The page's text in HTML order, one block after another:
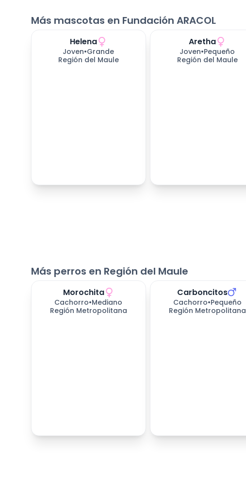
Más mascotas en Fundación ARACOL
Helena
Joven•Grande
Región del Maule
Aretha
Joven•Pequeño
Región del Maule
Más perros en Región del Maule
Morochita
Cachorro•Mediano
Región Metropolitana
Carboncitos
Cachorro•Pequeño
Región Metropolitana